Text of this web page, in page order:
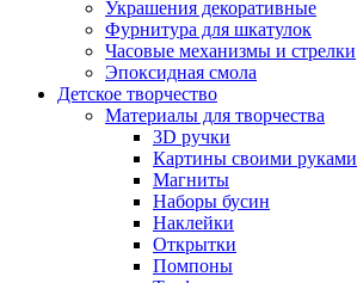
Украшения декоративные
Фурнитура для шкатулок
Часовые механизмы и стрелки
Эпоксидная смола
Детское творчество
Материалы для творчества
3D ручки
Картины своими руками
Магниты
Наборы бусин
Наклейки
Открытки
Помпоны